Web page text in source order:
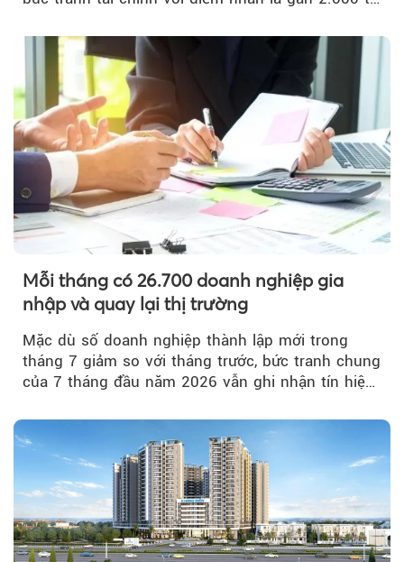
Mỗi tháng có 26.700 doanh nghiệp gia
nhập và quay lại thị trường
Mặc dù số doanh nghiệp thành lập mới trong
tháng 7 giảm so với tháng trước, bức tranh chung
của 7 tháng đầu năm 2026 vẫn ghi nhận tín hiệu